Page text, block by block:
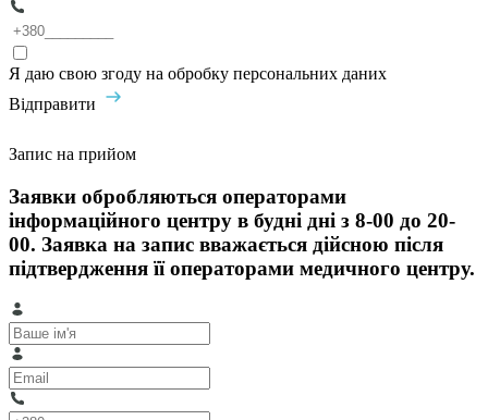
Я даю свою згоду на обробку персональних даних
Відправити
Запис на прийом
Заявки обробляються операторами
інформаційного центру в будні дні з 8-00 до 20-
00. Заявка на запис вважається дійсною після
підтвердження її операторами медичного центру.